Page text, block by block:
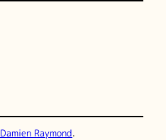
Damien Raymond.